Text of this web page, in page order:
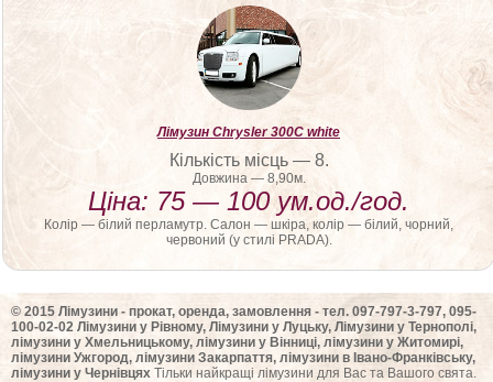
Лімузин Chrysler 300С white
Кількість місць — 8.
Довжина — 8,90м.
Ціна: 75 — 100 ум.од./год.
Колір — білий перламутр. Салон — шкіра, колір — білий, чорний,
червоний (у стилі PRADA).
© 2015 Лімузини - прокат, оренда, замовлення - тел. 097-797-3-797, 095-
100-02-02 Лімузини у Рівному, Лімузини у Луцьку, Лімузини у Тернополі,
лімузини у Хмельницькому, лімузини у Вінниці, лімузини у Житомирі,
лімузини Ужгород, лімузини Закарпаття, лімузини в Івано-Франківську,
лімузини у Чернівцях Тільки найкращі лімузини для Вас та Вашого свята.